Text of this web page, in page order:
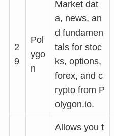
2
9
Pol
ygo
n
Market dat
a, news, an
d fundamen
tals for stoc
ks, options,
forex, and c
rypto from P
olygon.io.
Allows you t